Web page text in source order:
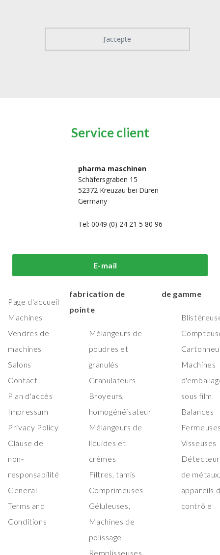
Service client
pharma maschinen
Schäfersgraben 15
52372 Kreuzau bei Düren
Germany
Tel: 0049 (0) 24 21 5 80 96
E-mail
J’accepte
Page d'accueil
Machines
Vendres de
machines
Salons
Contact
Plan d'accès
Impressum
Privacy Policy
Clause de
non-
responsabilité
General
Terms and
Conditions
Machines de
traitement et de
fabrication de
pointe
Mélangeurs de
poudres et
granulés
Granulateurs
Broyeurs,
homogénéisateur
Mélangeurs de
liquides et
crèmes
Filtres, tamis
Comprimeuses
Géluleuses,
Machines de
polissage
Remplisseuses
d'emballage
de gamme
Machines
sous film
Balances
Visseuses
de
appareils
contrôle